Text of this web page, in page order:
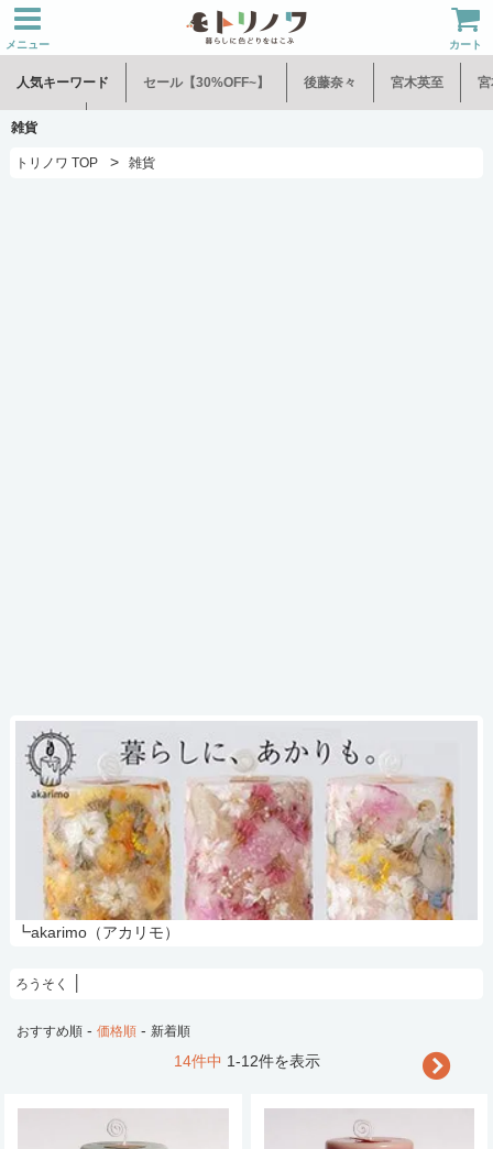
メニュー カート
人気キーワード セール【30%OFF~】 後藤奈々 宮木英至 宮
水谷和音
雑貨
トリノワ TOP > 雑貨
┗akarimo（アカリモ）
ろうそく
おすすめ順 - 価格順 - 新着順
14件中 1-12件を表示